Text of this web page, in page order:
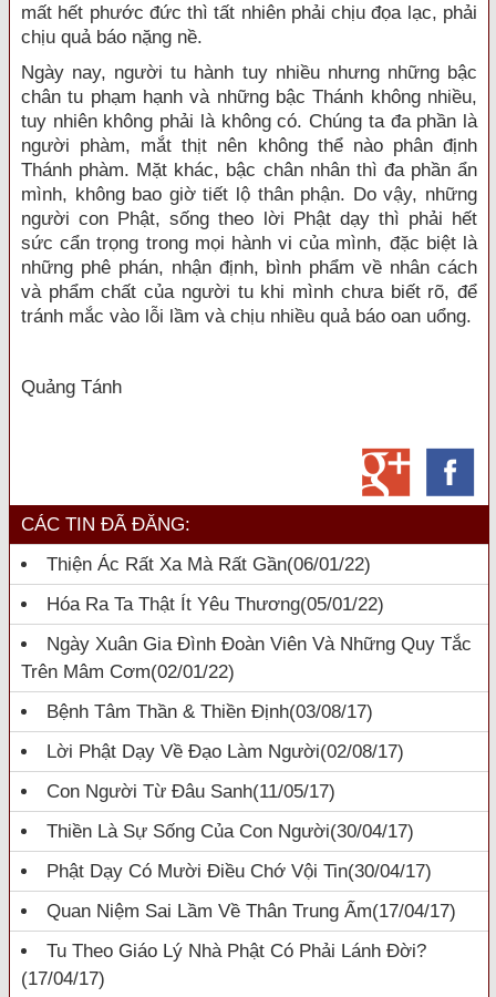
mất hết phước đức thì tất nhiên phải chịu đọa lạc, phải
chịu quả báo nặng nề.
Ngày nay, người tu hành tuy nhiều nhưng những bậc
chân tu phạm hạnh và những bậc Thánh không nhiều,
tuy nhiên không phải là không có. Chúng ta đa phần là
người phàm, mắt thịt nên không thể nào phân định
Thánh phàm. Mặt khác, bậc chân nhân thì đa phần ẩn
mình, không bao giờ tiết lộ thân phận. Do vậy, những
người con Phật, sống theo lời Phật dạy thì phải hết
sức cẩn trọng trong mọi hành vi của mình, đặc biệt là
những phê phán, nhận định, bình phẩm về nhân cách
và phẩm chất của người tu khi mình chưa biết rõ, để
tránh mắc vào lỗi lầm và chịu nhiều quả báo oan uổng.
Quảng Tánh
CÁC TIN ĐÃ ĐĂNG:
Thiện Ác Rất Xa Mà Rất Gần(06/01/22)
Hóa Ra Ta Thật Ít Yêu Thương(05/01/22)
Ngày Xuân Gia Đình Đoàn Viên Và Những Quy Tắc
Trên Mâm Cơm(02/01/22)
Bệnh Tâm Thần & Thiền Định(03/08/17)
Lời Phật Dạy Về Đạo Làm Người(02/08/17)
Con Người Từ Đâu Sanh(11/05/17)
Thiền Là Sự Sống Của Con Người(30/04/17)
Phật Dạy Có Mười Điều Chớ Vội Tin(30/04/17)
Quan Niệm Sai Lầm Về Thân Trung Ấm(17/04/17)
Tu Theo Giáo Lý Nhà Phật Có Phải Lánh Đời?
(17/04/17)